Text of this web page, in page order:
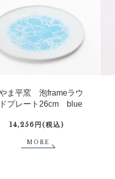
ま平窯 泡frameラウ
プレート26cm blue
14,256円(税込)
MORE